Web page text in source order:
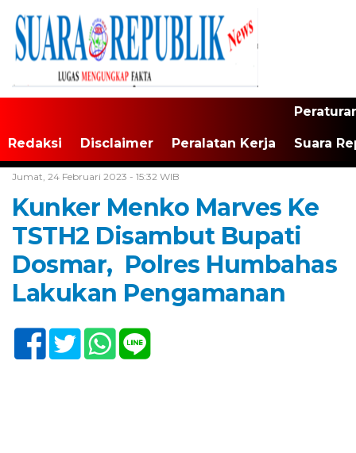
Redaksi Disclaimer Peralatan Kerja Suara
Jumat, 24 Februari 2023 - 15:32 WIB
Kunker Menko Marves Ke
TSTH2 Disambut Bupati
Dosmar, Polres Humbahas
Lakukan Pengamanan